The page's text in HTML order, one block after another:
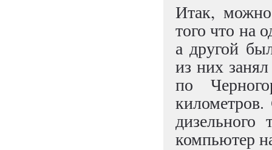
Итак, можно
того что на
а другой
из них
по
дизельного
компьютер